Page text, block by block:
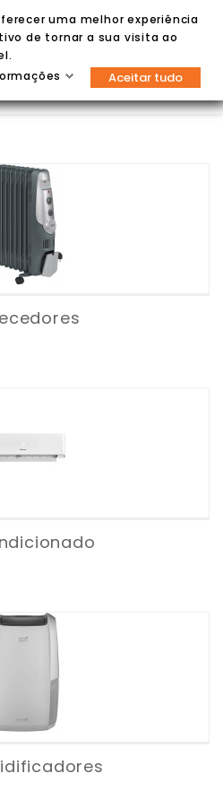

uma melhor experiência
de tornar a sua visita ao
Aceitar tudo